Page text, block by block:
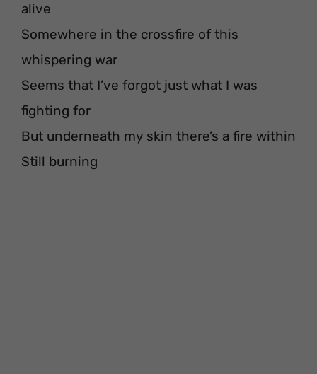
alive
Somewhere in the crossfire of this
whispering war
Seems that I’ve forgot just what I was
fighting for
But underneath my skin there’s a fire within
Still burning